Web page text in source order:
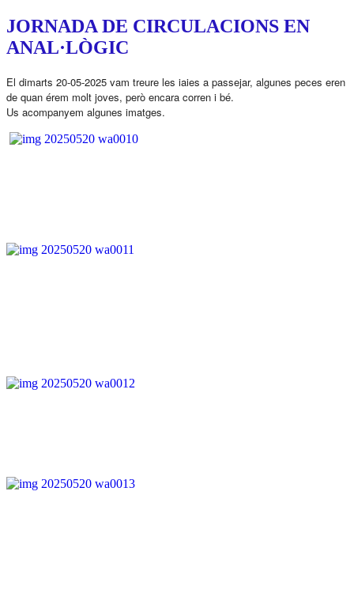
JORNADA DE CIRCULACIONS EN
ANAL·LÒGIC
El dimarts 20-05-2025 vam treure les iaies a passejar, algunes peces eren
de quan érem molt joves, però encara corren i bé.
Us acompanyem algunes imatges.